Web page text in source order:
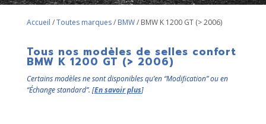
Accueil /Toutes marques/ BMW/ BMW K 1200 GT (> 2006)
Tous nos modèles de selles confort
BMW K 1200 GT (> 2006)
Certains modèles ne sont disponibles qu’en “Modification” ou en
“Échange standard”. [En savoir plus]